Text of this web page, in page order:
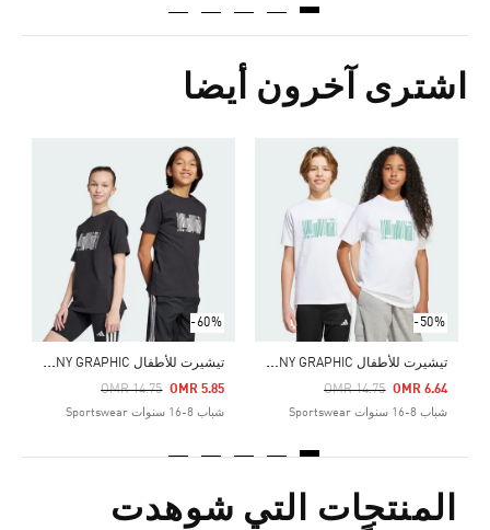
اشترى آخرون أيضا
-50%
ت
يشيرت للأطفال EMERGING HARMONY GRAPHIC
Price Reduced From
OMR 14.75
To OMR 6.64
شباب 8-16 سنوات Sportswear
-60%
ت
يشيرت للأطفال EMERGING HARMONY GRAPHIC
Price Reduced From
OMR 14.75
To OMR 5.85
شباب 8-16 سنوات Sportswear
Price Reduced From
المنتجات التي شوهدت